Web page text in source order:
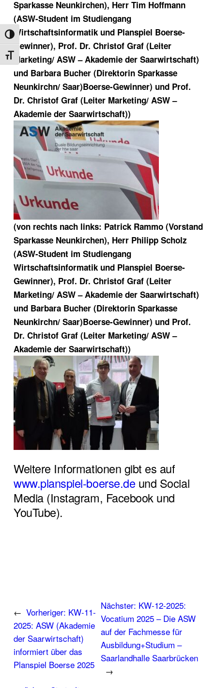
Umschalten auf hohe Kontraste
Schrift vergrößern
Sparkasse Neunkirchen), Herr Tim Hoffmann
(ASW-Student im Studiengang
Wirtschaftsinformatik und Planspiel Boerse-
Gewinner), Prof. Dr. Christof Graf (Leiter
Marketing/ ASW – Akademie der Saarwirtschaft)
und Barbara Bucher (Direktorin Sparkasse
Neunkirchn/ Saar)Boerse-Gewinner) und Prof.
Dr. Christof Graf (Leiter Marketing/ ASW –
Akademie der Saarwirtschaft))
(von rechts nach links: Patrick Rammo (Vorstand
Sparkasse Neunkirchen), Herr Philipp Scholz
(ASW-Student im Studiengang
Wirtschaftsinformatik und Planspiel Boerse-
Gewinner), Prof. Dr. Christof Graf (Leiter
Marketing/ ASW – Akademie der Saarwirtschaft)
und Barbara Bucher (Direktorin Sparkasse
Neunkirchn/ Saar)Boerse-Gewinner) und Prof.
Dr. Christof Graf (Leiter Marketing/ ASW –
Akademie der Saarwirtschaft))
Weitere Informationen gibt es auf
www.planspiel-boerse.de und Social
Media (Instagram, Facebook und
YouTube).
← Vorheriger: KW-11-
2025: ASW (Akademie
der Saarwirtschaft)
informiert über das
Planspiel Boerse 2025
Nächster: KW-12-2025:
Vocatium 2025 – Die ASW
auf der Fachmesse für
Ausbildung+Studium –
Saarlandhalle Saarbrücken
→